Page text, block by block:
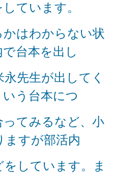
ています。
はわからない状
台本を出し
先生が出してく
う台本につ
てみるなど、小
ますが部活内
しています。ま